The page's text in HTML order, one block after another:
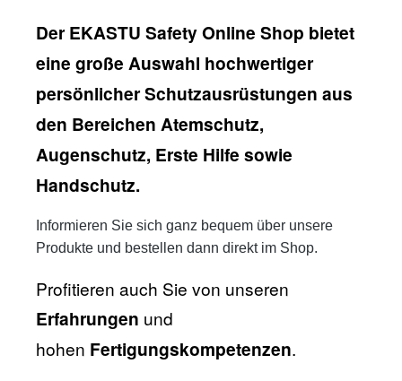
Der EKASTU Safety Online Shop bietet
eine große Auswahl hochwertiger
persönlicher Schutzausrüstungen aus
den Bereichen Atemschutz,
Augenschutz, Erste Hilfe sowie
Handschutz.
Informieren Sie sich ganz bequem über unsere
Produkte und bestellen dann direkt im Shop.
Profitieren auch Sie von unseren
Erfahrungen und
hohen Fertigungskompetenzen.